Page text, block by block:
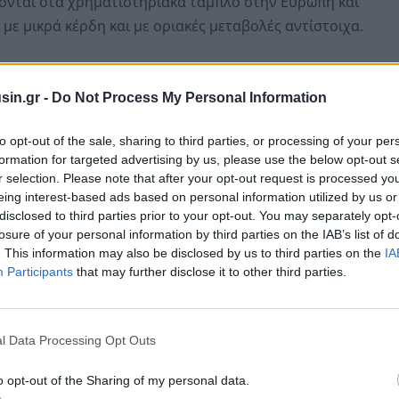
- Do Not Process My Personal Information
opt-out of the sale, sharing to third parties, or processing of your
for targeted advertising by us, please use the below opt-out
selection. Please note that after your opt-out request is processed
interest-based ads based on personal information utilized by us
to third parties prior to your opt-out. You may separately
of your personal information by third parties on the IAB’s list of
This information may also be disclosed by us to third parties on the
Participants that may further disclose it to other third parties.
Data Processing Opt Outs
opt-out of the Sharing of my personal data.
μικρά κέρδη και με οριακές μεταβολές αντίστοιχα.
που συνεχίζει να εστιάζει σε εταιρικά
αποτελούν πλέον σημαντικές παραμέτρους για τις
άνοδο τερμάτισαν σήμερα οι δύο βασικοί
(-0,09%), παρά τον αυξημένο όγκο